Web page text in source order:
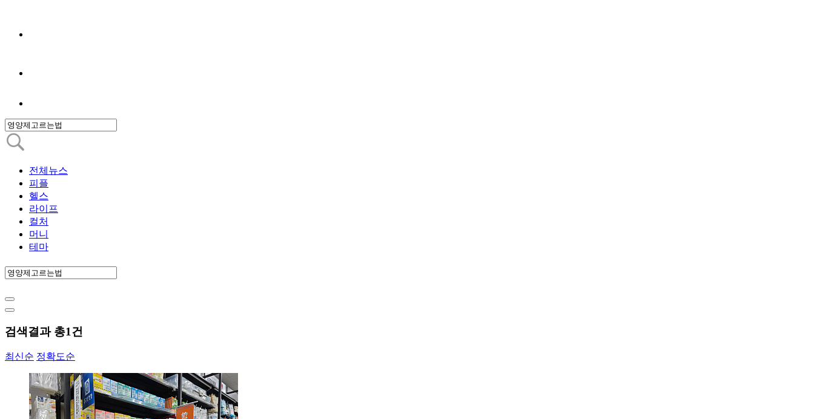
전체뉴스
피플
헬스
라이프
컬처
머니
테마
검색결과 총1건
최신순 정확도순